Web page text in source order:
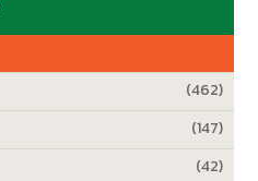
(462)
(147)
(42)